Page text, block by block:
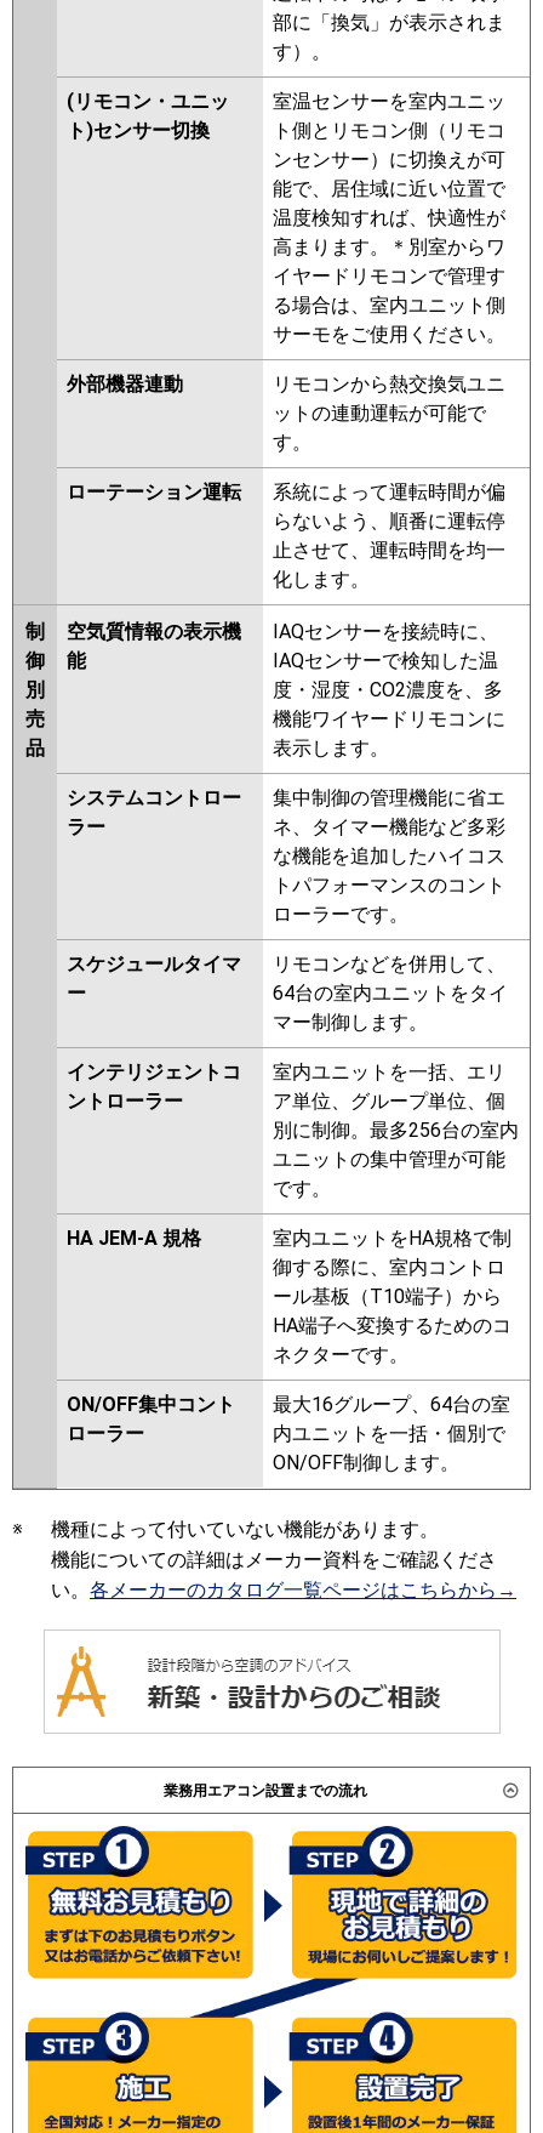
部に「換気」が表示されま
す）。
(リモコン・ユニッ
ト)センサー切換
室温センサーを室内ユニッ
ト側とリモコン側（リモコ
ンセンサー）に切換えが可
能で、居住域に近い位置で
温度検知すれば、快適性が
高まります。＊別室からワ
イヤードリモコンで管理す
る場合は、室内ユニット側
サーモをご使用ください。
外部機器連動
リモコンから熱交換気ユニ
ットの連動運転が可能で
す。
ローテーション運転
系統によって運転時間が偏
らないよう、順番に運転停
止させて、運転時間を均一
化します。
制
御
別
売
品
空気質情報の表示機
能
IAQセンサーを接続時に、
IAQセンサーで検知した温
度・湿度・CO2濃度を、多
機能ワイヤードリモコンに
表示します。
システムコントロー
ラー
集中制御の管理機能に省エ
ネ、タイマー機能など多彩
な機能を追加したハイコス
トパフォーマンスのコント
ローラーです。
スケジュールタイマ
ー
リモコンなどを併用して、
64台の室内ユニットをタイ
マー制御します。
インテリジェントコ
ントローラー
室内ユニットを一括、エリ
ア単位、グループ単位、個
別に制御。最多256台の室内
ユニットの集中管理が可能
です。
HA JEM-A 規格
室内ユニットをHA規格で制
御する際に、室内コントロ
ール基板（T10端子）から
HA端子へ変換するためのコ
ネクターです。
ON/OFF集中コント
ローラー
最大16グループ、64台の室
内ユニットを一括・個別で
ON/OFF制御します。
※
機種によって付いていない機能があります。
機能についての詳細はメーカー資料をご確認くださ
い。 各メーカーのカタログ一覧ページはこちらから→
業務用エアコン設置までの流れ